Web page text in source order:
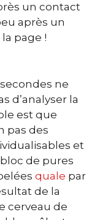
un contact
après un
page !
ne
d’analyser la
est que
pas des
et
de pures
quale par
de la
cerveau de